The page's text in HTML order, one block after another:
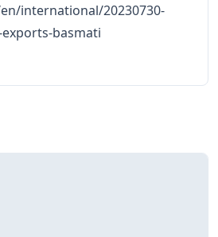
international/20230730-
basmati